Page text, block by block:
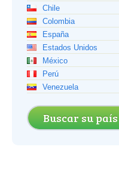
Chile
Colombia
España
Estados Unidos
México
Perú
Venezuela
Buscar su país